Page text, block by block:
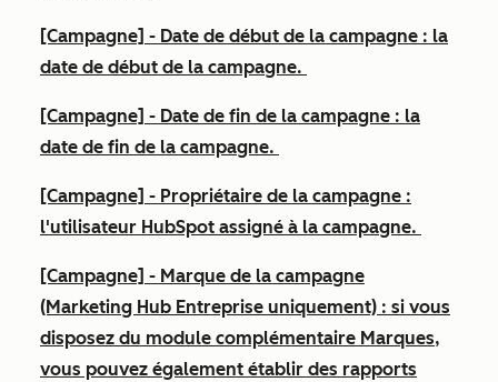
[Campagne] - Date de début de la campagne : la
date de début de la campagne.
[Campagne] - Date de fin de la campagne : la
date de fin de la campagne.
[Campagne] - Propriétaire de la campagne :
l'utilisateur HubSpot assigné à la campagne.
[Campagne] - Marque de la campagne
(Marketing Hub Entreprise uniquement) : si vous
disposez du module complémentaire Marques,
vous pouvez également établir des rapports